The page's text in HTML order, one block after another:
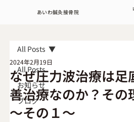
あいわ鍼灸接骨院
All Posts
お知らせ
ブログ
All Posts
なぜ圧力波治療は足
善治療なのか？そ
～その１～
2024年2月19日